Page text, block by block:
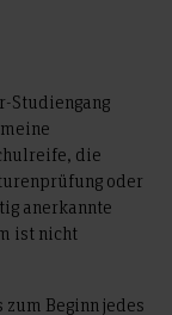
Studiengang
die
oder
anerkannte
ist nicht
Beginn jedes